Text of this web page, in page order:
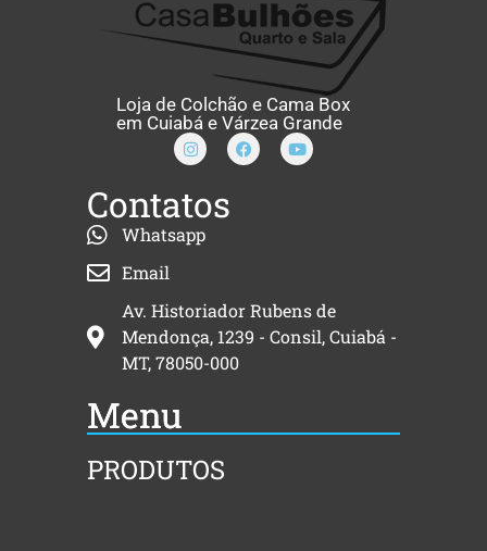
Loja de Colchão e Cama Box
em Cuiabá e Várzea Grande
Contatos
Whatsapp
Email
Av. Historiador Rubens de
Mendonça, 1239 - Consil, Cuiabá -
MT, 78050-000
Menu
PRODUTOS